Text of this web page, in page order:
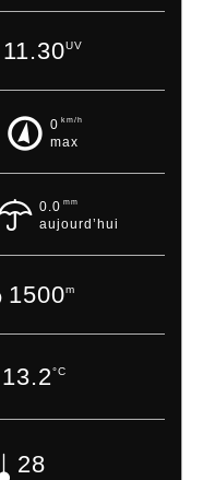
11.30UV
0 km/h
max
0.0 mm
aujourd’hui
1500m
13.2°C
28